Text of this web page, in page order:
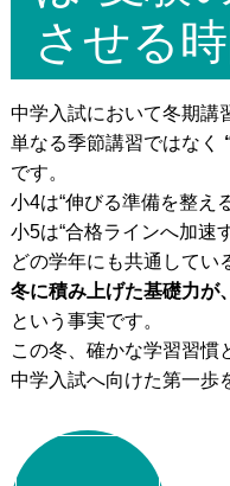
させる
中学入試において冬期講
単なる季節講習ではなく
です。
小4は“伸びる準備を整え
小5は“合格ラインへ加速
どの学年にも共通してい
冬に積み上げた基礎力が
という事実です。
この冬、確かな学習習慣
中学入試へ向けた第一歩